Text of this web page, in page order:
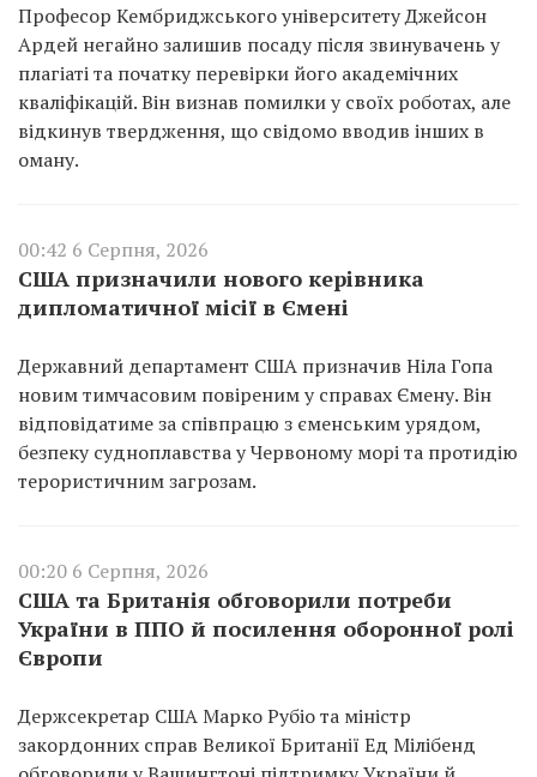
Професор Кембриджського університету Джейсон
Ардей негайно залишив посаду після звинувачень у
плагіаті та початку перевірки його академічних
кваліфікацій. Він визнав помилки у своїх роботах, але
відкинув твердження, що свідомо вводив інших в
оману.
00:42 6 Серпня, 2026
США призначили нового керівника
дипломатичної місії в Ємені
Державний департамент США призначив Ніла Гопа
новим тимчасовим повіреним у справах Ємену. Він
відповідатиме за співпрацю з єменським урядом,
безпеку судноплавства у Червоному морі та протидію
терористичним загрозам.
00:20 6 Серпня, 2026
США та Британія обговорили потреби
України в ППО й посилення оборонної ролі
Європи
Держсекретар США Марко Рубіо та міністр
закордонних справ Великої Британії Ед Мілібенд